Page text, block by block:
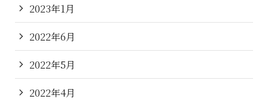
2023年1月
2022年6月
2022年5月
2022年4月